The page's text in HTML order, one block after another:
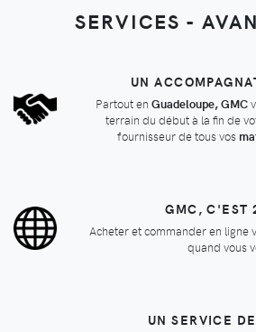
SERVICES -
UN
Partout en Guadeloupe, GMC
terrain du début à la fin de
fournisseur de tous vos
GMC, C'EST
Acheter et commander en ligne
quand vous
UN SERVICE